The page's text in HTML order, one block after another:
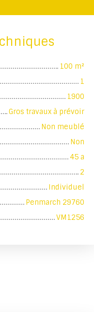
100 m²
1
1900
Gros travaux à prévoir
Non meublé
Non
45 a
2
Individuel
Penmarch 29760
VM1256